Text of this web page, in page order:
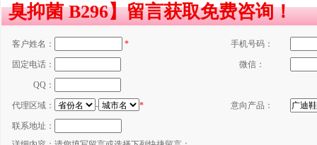
臭抑菌 B296】留言获取免费咨询！
客户姓名： * 手机号码：
固定电话： 微信：
QQ：
代理区域： - * 意向产品：
联系地址：